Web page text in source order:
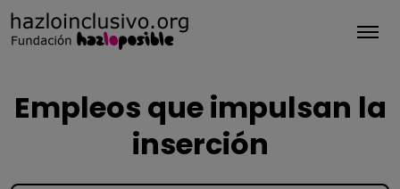
Empleos que impulsan la
inserción